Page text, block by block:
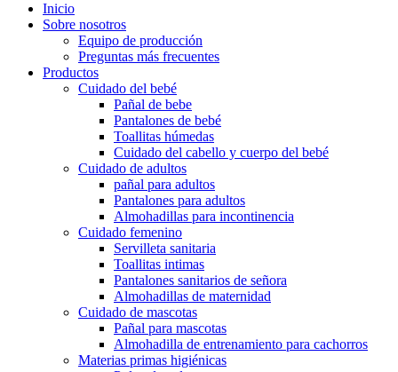
Inicio
Sobre nosotros
Equipo de producción
Preguntas más frecuentes
Productos
Cuidado del bebé
Pañal de bebe
Pantalones de bebé
Toallitas húmedas
Cuidado del cabello y cuerpo del bebé
Cuidado de adultos
pañal para adultos
Pantalones para adultos
Almohadillas para incontinencia
Cuidado femenino
Servilleta sanitaria
Toallitas intimas
Pantalones sanitarios de señora
Almohadillas de maternidad
Cuidado de mascotas
Pañal para mascotas
Almohadilla de entrenamiento para cachorros
Materias primas higiénicas